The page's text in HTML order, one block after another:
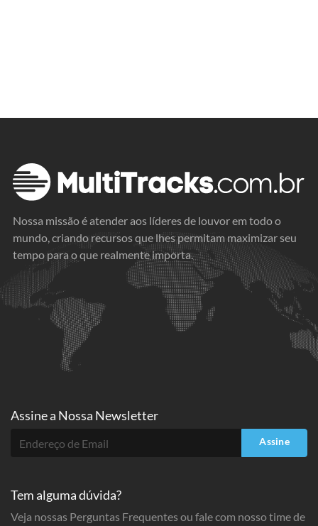
Nossa missão é atender aos líderes de louvor em todo o
mundo, criando recursos que lhes permitam maximizar seu
tempo para o que realmente importa.
Assine a Nossa Newsletter
Assine
Tem alguma dúvida?
Veja nossas Perguntas Frequentes ou fale com nosso time de